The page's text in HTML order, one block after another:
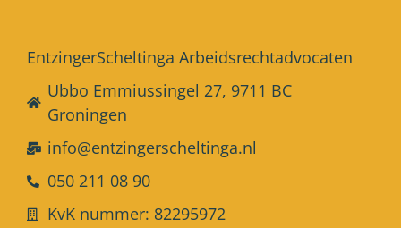
EntzingerScheltinga Arbeidsrechtadvocaten
Ubbo Emmiussingel 27, 9711 BC
Groningen
info@entzingerscheltinga.nl
050 211 08 90
KvK nummer: 82295972